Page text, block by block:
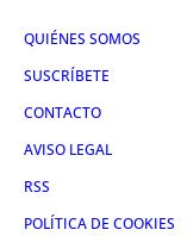
QUIÉNES SOMOS
SUSCRÍBETE
CONTACTO
AVISO LEGAL
RSS
POLÍTICA DE COOKIES